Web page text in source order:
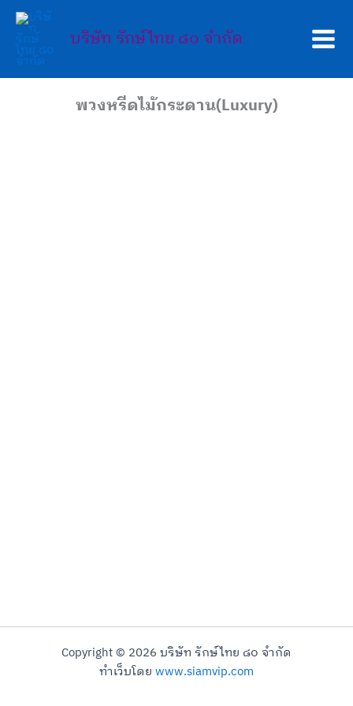
Skip
content
บริษัท รักษ์ไทย ๘๐ จำกัด
พวงหรีดไม้กระดาน(Luxury)
Copyright © 2026 บริษัท รักษ์ไทย ๘๐ จำกัด
ทำเว็บโดย www.siamvip.com